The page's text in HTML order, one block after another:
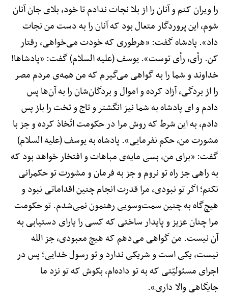
را ویران کنم و آنان را از بلا نجات ندادم تا خود، بلای جان آنان
شوم، این پروردگار متعال بود که آنان را به دست من نجات
داد». پادشاه گفت: «هرطوری که خودت می‌خواهی، رفتار
کن. رأی، رأی توست». یوسف (علیه السلام) گفت: «پادشاها!
خداوند و شما را به گواهی می‌گیرم که من همه‌ی مردم مصر
را از بردگی، آزاد کرده و اموال و بردگان‌شان را به آن‌ها پس
دادم و ای پادشاه به شما نیز انگشتر و تاج و تخت را باز پس
دادم، به این شرط که روش مرا در حکومت اتّخاذ کرده و جز با
مشورت من، حکم نفرمایی». پادشاه به یوسف (علیه السلام)
گفت: «برای من، بسی مایه‌ی مباهات و افتخار خواهد بود که
به راهی جز راه تو نروم و جز به فرمان و مشورت تو حکمرانی
نکنم؛ اگر تو نبودی، مرا قدرت انجام چنین اقداماتی نبود و
هیچ‌گاه به چنین سمت‌وسویی رهنمون نمی‌شدم. تو حکومت
مرا چنان عزیز و پایدار ساختی که کسی را یارای دستیابی به
آن نیست. من گواهی می‌دهم که هیچ معبودی، جز الله
نیست، یکی است و شریکی ندارد و تو رسول خدایی؛ پس در
اجرای مسئولیّتی که به تو داده‌ام، بکوش که تو نزد ما
جایگاهی والا داری».